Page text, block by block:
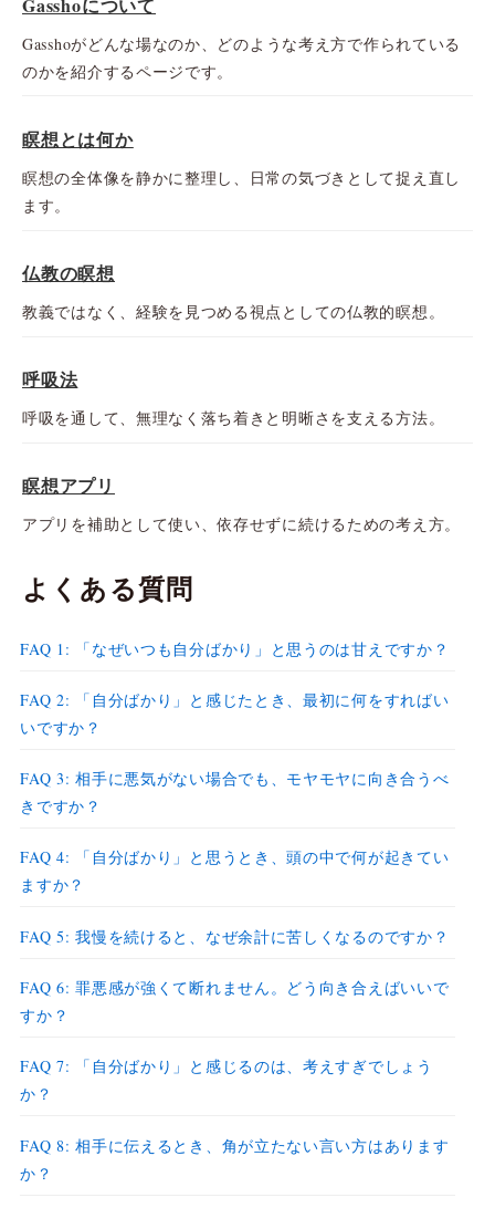
Gasshoがどんな場なのか、どのような考え方で作られている
のかを紹介するページです。
瞑想とは何か
瞑想の全体像を静かに整理し、日常の気づきとして捉え直し
ます。
仏教の瞑想
教義ではなく、経験を見つめる視点としての仏教的瞑想。
呼吸法
呼吸を通して、無理なく落ち着きと明晰さを支える方法。
瞑想アプリ
アプリを補助として使い、依存せずに続けるための考え方。
よくある質問
FAQ 1: 「なぜいつも自分ばかり」と思うのは甘えですか？
FAQ 2: 「自分ばかり」と感じたとき、最初に何をすればい
いですか？
FAQ 3: 相手に悪気がない場合でも、モヤモヤに向き合うべ
きですか？
FAQ 4: 「自分ばかり」と思うとき、頭の中で何が起きてい
ますか？
FAQ 5: 我慢を続けると、なぜ余計に苦しくなるのですか？
FAQ 6: 罪悪感が強くて断れません。どう向き合えばいいで
すか？
FAQ 7: 「自分ばかり」と感じるのは、考えすぎでしょう
か？
FAQ 8: 相手に伝えるとき、角が立たない言い方はあります
か？